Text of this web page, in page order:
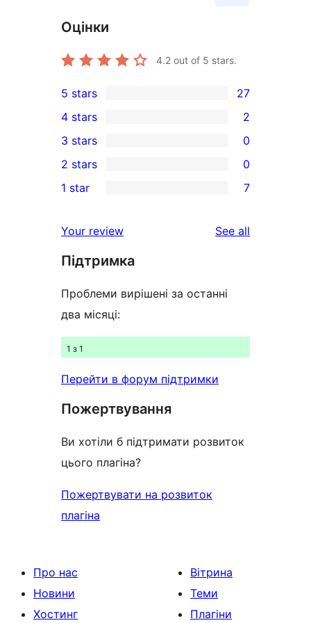
Оцінки
4.2 out of 5 stars.
27
5-
star
reviews
5 stars 27
4-
star
reviews
4 stars 2
0
3-
star
3 stars 0
2-
reviews
2 stars 0
star
reviews
1 star 7
Your review See all
Підтримка
Проблеми вирішені за останні
два місяці:
1 з 1
Перейти в форум підтримки
Пожертвування
Ви хотіли б підтримати розвиток
цього плагіна?
Пожертвувати на розвиток
плагіна
Про нас
Новини
Хостинг
Вітрина
Теми
Плагіни